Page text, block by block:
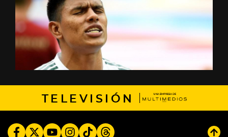
TELEVISIÓN
FacebookTwitterYoutubeInstagram
TikTokThreads